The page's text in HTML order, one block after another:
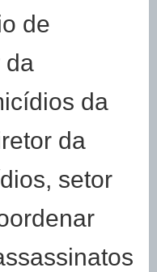
de
da
da
da
setor